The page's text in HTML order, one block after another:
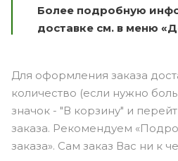
Более подробную
доставке см. в меню
Для оформления заказа
количество (если нужно
значок - "В корзину" и
заказа. Рекомендуем
заказа». Сам заказ Вас ни к